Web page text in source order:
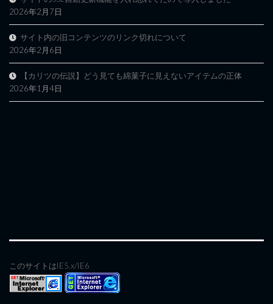
2026年2月7日
サイト内の旧コンテンツのリンク切れについて
2026年2月6日
【カリツの伝説】どう見ても綿菓子に見えないアイテムの正体
2026年1月4日
このサイトはIE5.x/IE6